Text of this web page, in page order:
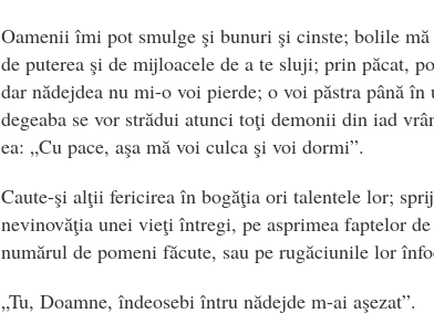
Oamenii îmi pot smulge şi bunuri şi cinste; bolile
de puterea şi de mijloacele de a te sluji; prin păcat,
dar nădejdea nu mi-o voi pierde; o voi păstra până
degeaba se vor strădui atunci toţi demonii din iad
ea: „Cu pace, aşa mă voi culca şi voi dormi”.
Caute-şi alţii fericirea în bogăţia ori talentele lor;
nevinovăţia unei vieţi întregi, pe asprimea faptelor de
numărul de pomeni făcute, sau pe rugăciunile lor
„Tu, Doamne, îndeosebi întru nădejde m-ai aşezat”.